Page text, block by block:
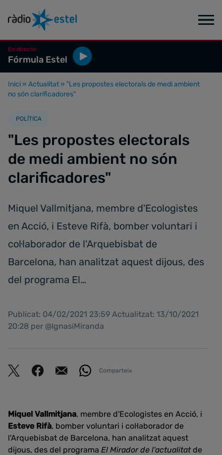
En directe
Fórmula Estel
Inici » Actualitat » "Les propostes electorals de medi ambient
no són clarificadores"
POLÍTICA
"Les propostes electorals
de medi ambient no són
clarificadores"
Miquel Vallmitjana, membre d'Ecologistes
en Acció, i Esteve Rifà, bomber voluntari i
col·laborador de l'Arquebisbat de
Barcelona, han analitzat aquest dijous, des
del programa El…
Publicat: 04/02/2021 23:59 Actualitzat: 13/10/2021
20:28 per @IgnasiMiranda
Comparteix
Miquel Vallmitjana, membre d'Ecologistes en Acció, i
Esteve Rifà, bomber voluntari i col·laborador de
l'Arquebisbat de Barcelona, han analitzat aquest
dijous, des del programa El Mirador de l'actualitat de